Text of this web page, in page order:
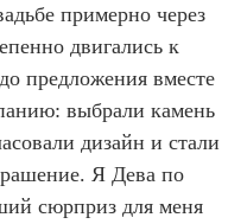
примерно через
двигались к
предложения вместе
выбрали камень
дизайн и стали
Я Дева по
сюрприз для меня